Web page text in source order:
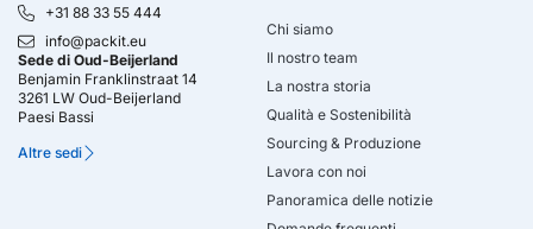
+31 88 33 55 444
info@packit.eu
Sede di Oud-Beijerland
Benjamin Franklinstraat 14
3261 LW Oud-Beijerland
Paesi Bassi
Altre sedi
Chi siamo
Il nostro team
La nostra storia
Qualità e Sostenibilità
Sourcing & Produzione
Lavora con noi
Panoramica delle notizie